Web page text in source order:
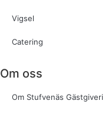
Vigsel
Catering
Om oss
Om Stufvenäs Gästgiveri